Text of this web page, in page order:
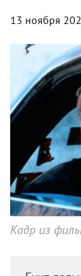
13 ноября
Кадр из